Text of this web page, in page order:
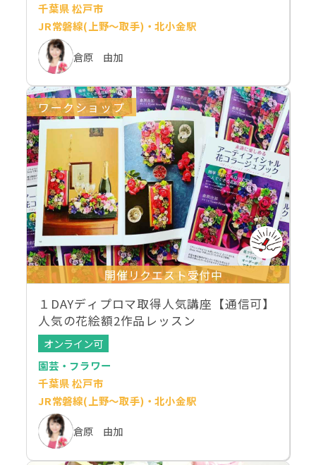
千葉県 松戸市
JR常磐線(上野～取手)・北小金駅
倉原 由加
ワークショップ
開催リクエスト受付中
１DAYディプロマ取得人気講座【通信可】
人気の花絵額2作品レッスン
オンライン可
園芸・フラワー
千葉県 松戸市
JR常磐線(上野～取手)・北小金駅
倉原 由加